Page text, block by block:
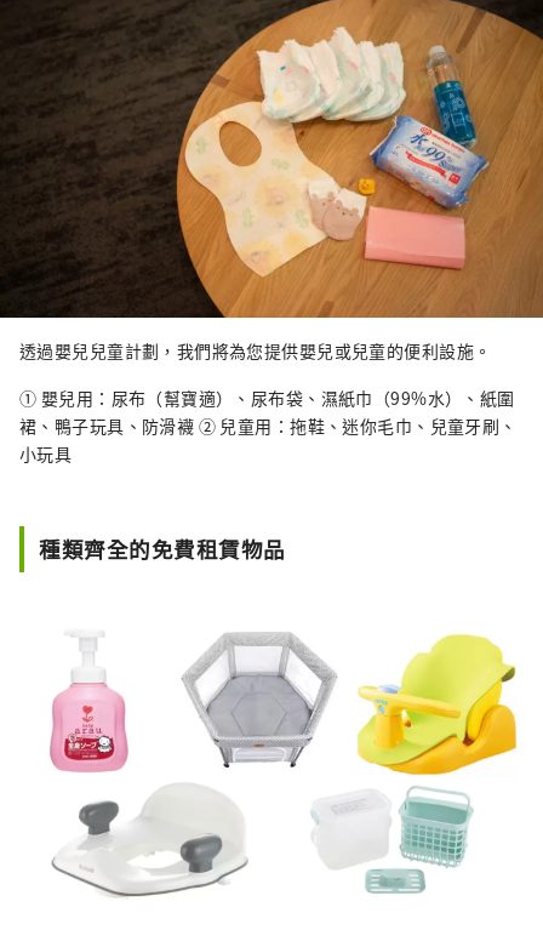
透過嬰兒兒童計劃，我們將為您提供嬰兒或兒童的便利設施。
① 嬰兒用：尿布（幫寶適）、尿布袋、濕紙巾（99%水）、紙圍
裙、鴨子玩具、防滑襪 ② 兒童用：拖鞋、迷你毛巾、兒童牙刷、
小玩具
種類齊全的免費租賃物品